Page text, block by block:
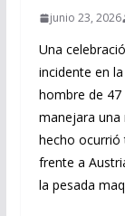
junio 23, 2026
Una
incidente en
hombre de
manejara una
hecho ocurrió
frente a
la pesada